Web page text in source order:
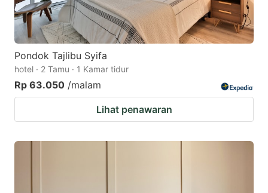
Pondok Tajlibu Syifa
hotel · 2 Tamu · 1 Kamar tidur
Rp 63.050 /malam
Lihat penawaran